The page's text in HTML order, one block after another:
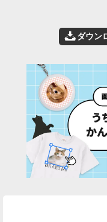
📥ダウン